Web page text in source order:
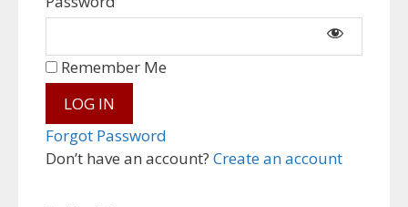
Don’t have an account? Create an account
Remember Me
Forgot Password